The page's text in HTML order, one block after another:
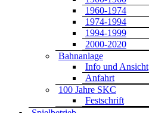
1960-1974
1974-1994
1994-1999
2000-2020
Bahnanlage
Info und Ansicht
Anfahrt
100 Jahre SKC
Festschrift